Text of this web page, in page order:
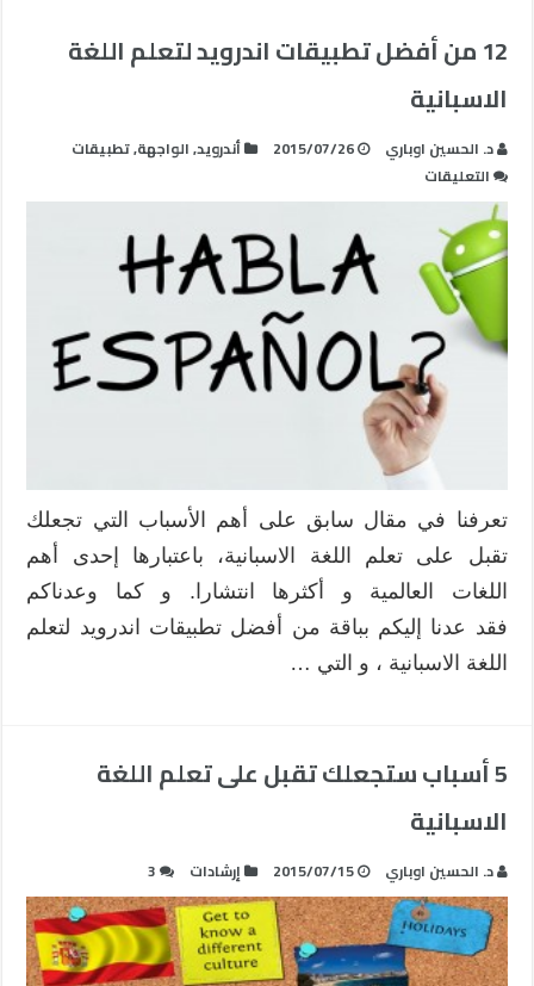
12 من أفضل تطبيقات اندرويد لتعلم اللغة
الاسبانية
د. الحسين اوباري 2015/07/26 أندرويد,الواجهة,تطبيقات
التعليقات
12
أفضل
تطبيقات
لتعلم
اللغة
الاسبانية
مغلقة
تعرفنا في مقال سابق على أهم الأسباب التي تجعلك
تقبل على تعلم اللغة الاسبانية، باعتبارها إحدى أهم
اللغات العالمية و أكثرها انتشارا. و كما وعدناكم
فقد عدنا إليكم بباقة من أفضل تطبيقات اندرويد لتعلم
اللغة الاسبانية ، و التي …
5 أسباب ستجعلك تقبل على تعلم اللغة
الاسبانية
د. الحسين اوباري 2015/07/15 إرشادات 3